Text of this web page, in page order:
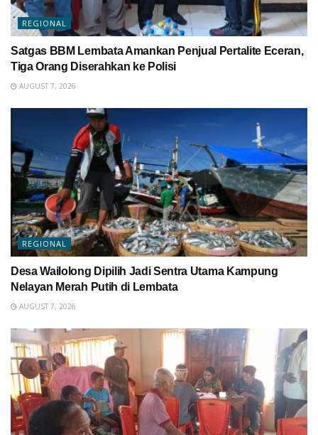
REGIONAL
Satgas BBM Lembata Amankan Penjual Pertalite Eceran,
Tiga Orang Diserahkan ke Polisi
AUGUST 7, 2026
REGIONAL
Desa Wailolong Dipilih Jadi Sentra Utama Kampung
Nelayan Merah Putih di Lembata
AUGUST 7, 2026